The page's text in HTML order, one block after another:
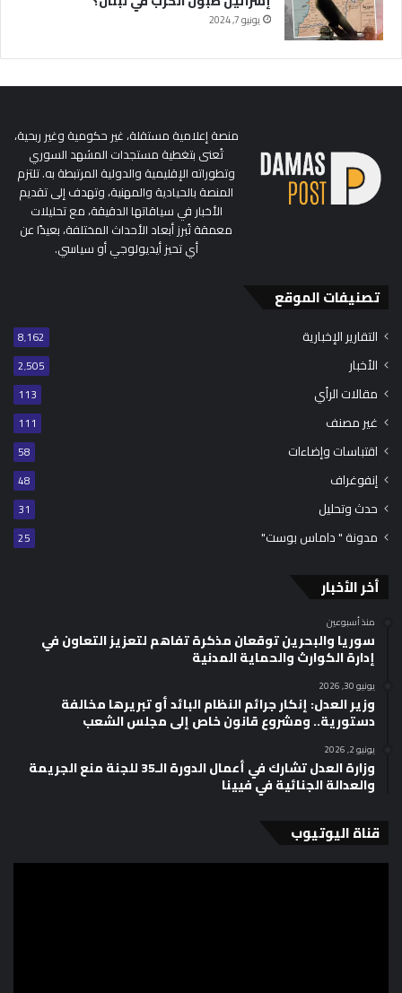
يونيو 7, 2024
منصة إعلامية مستقلة، غير حكومية وغير ربحية،
تُعنى بتغطية مستجدات المشهد السوري
وتطوراته الإقليمية والدولية المرتبطة به. تلتزم
المنصة بالحيادية والمهنية، وتهدف إلى تقديم
الأخبار في سياقاتها الدقيقة، مع تحليلات
معمقة تُبرز أبعاد الأحداث المختلفة، بعيدًا عن
أي تحيز أيديولوجي أو سياسي.
تصنيفات الموقع
التقارير الإخبارية 8٬162
الأخبار 2٬505
مقالات الرأي 113
غير مصنف 111
اقتباسات وإضاءات 58
إنفوغراف 48
حدث وتحليل 31
مدونة " داماس بوست" 25
أخر الأخبار
منذ أسبوعين
سوريا والبحرين توقعان مذكرة تفاهم لتعزيز التعاون في
إدارة الكوارث والحماية المدنية
يونيو 30, 2026
وزير العدل: إنكار جرائم النظام البائد أو تبريرها مخالفة
دستورية.. ومشروع قانون خاص إلى مجلس الشعب
يونيو 2, 2026
وزارة العدل تشارك في أعمال الدورة الـ35 للجنة منع الجريمة
والعدالة الجنائية في فيينا
قناة اليوتيوب